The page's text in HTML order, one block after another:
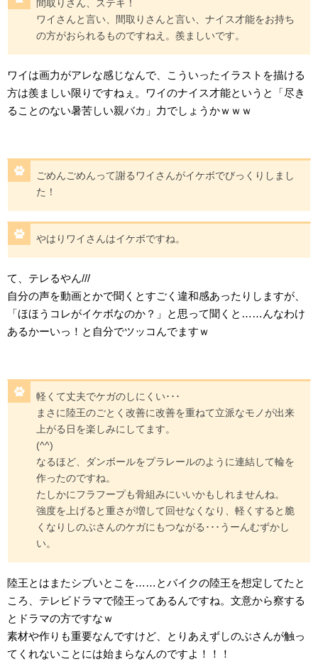
間取りさん、ステキ！
ワイさんと言い、間取りさんと言い、ナイス才能をお持ち
の方がおられるものですねえ。羨ましいです。
ワイは画力がアレな感じなんで、こういったイラストを描ける
方は羨ましい限りですねぇ。ワイのナイス才能というと「尽き
ることのない暑苦しい親バカ」力でしょうかｗｗｗ
ごめんごめんって謝るワイさんがイケボでびっくりしまし
た！
やはりワイさんはイケボですね。
て、テレるやん///
自分の声を動画とかで聞くとすごく違和感あったりしますが、
「ほほうコレがイケボなのか？」と思って聞くと……んなわけ
あるかーいっ！と自分でツッコんでますｗ
軽くて丈夫でケガのしにくい･･･
まさに陸王のごとく改善に改善を重ねて立派なモノが出来
上がる日を楽しみにしてます。
(^^)
なるほど、ダンボールをプラレールのように連結して輪を
作ったのですね。
たしかにフラフープも骨組みにいいかもしれませんね。
強度を上げると重さが増して回せなくなり、軽くすると脆
くなりしのぶさんのケガにもつながる･･･うーんむずかし
い。
陸王とはまたシブいとこを……とバイクの陸王を想定してたと
ころ、テレビドラマで陸王ってあるんですね。文意から察する
とドラマの方ですなｗ
素材や作りも重要なんですけど、とりあえずしのぶさんが触っ
てくれないことには始まらなんのですよ！！！